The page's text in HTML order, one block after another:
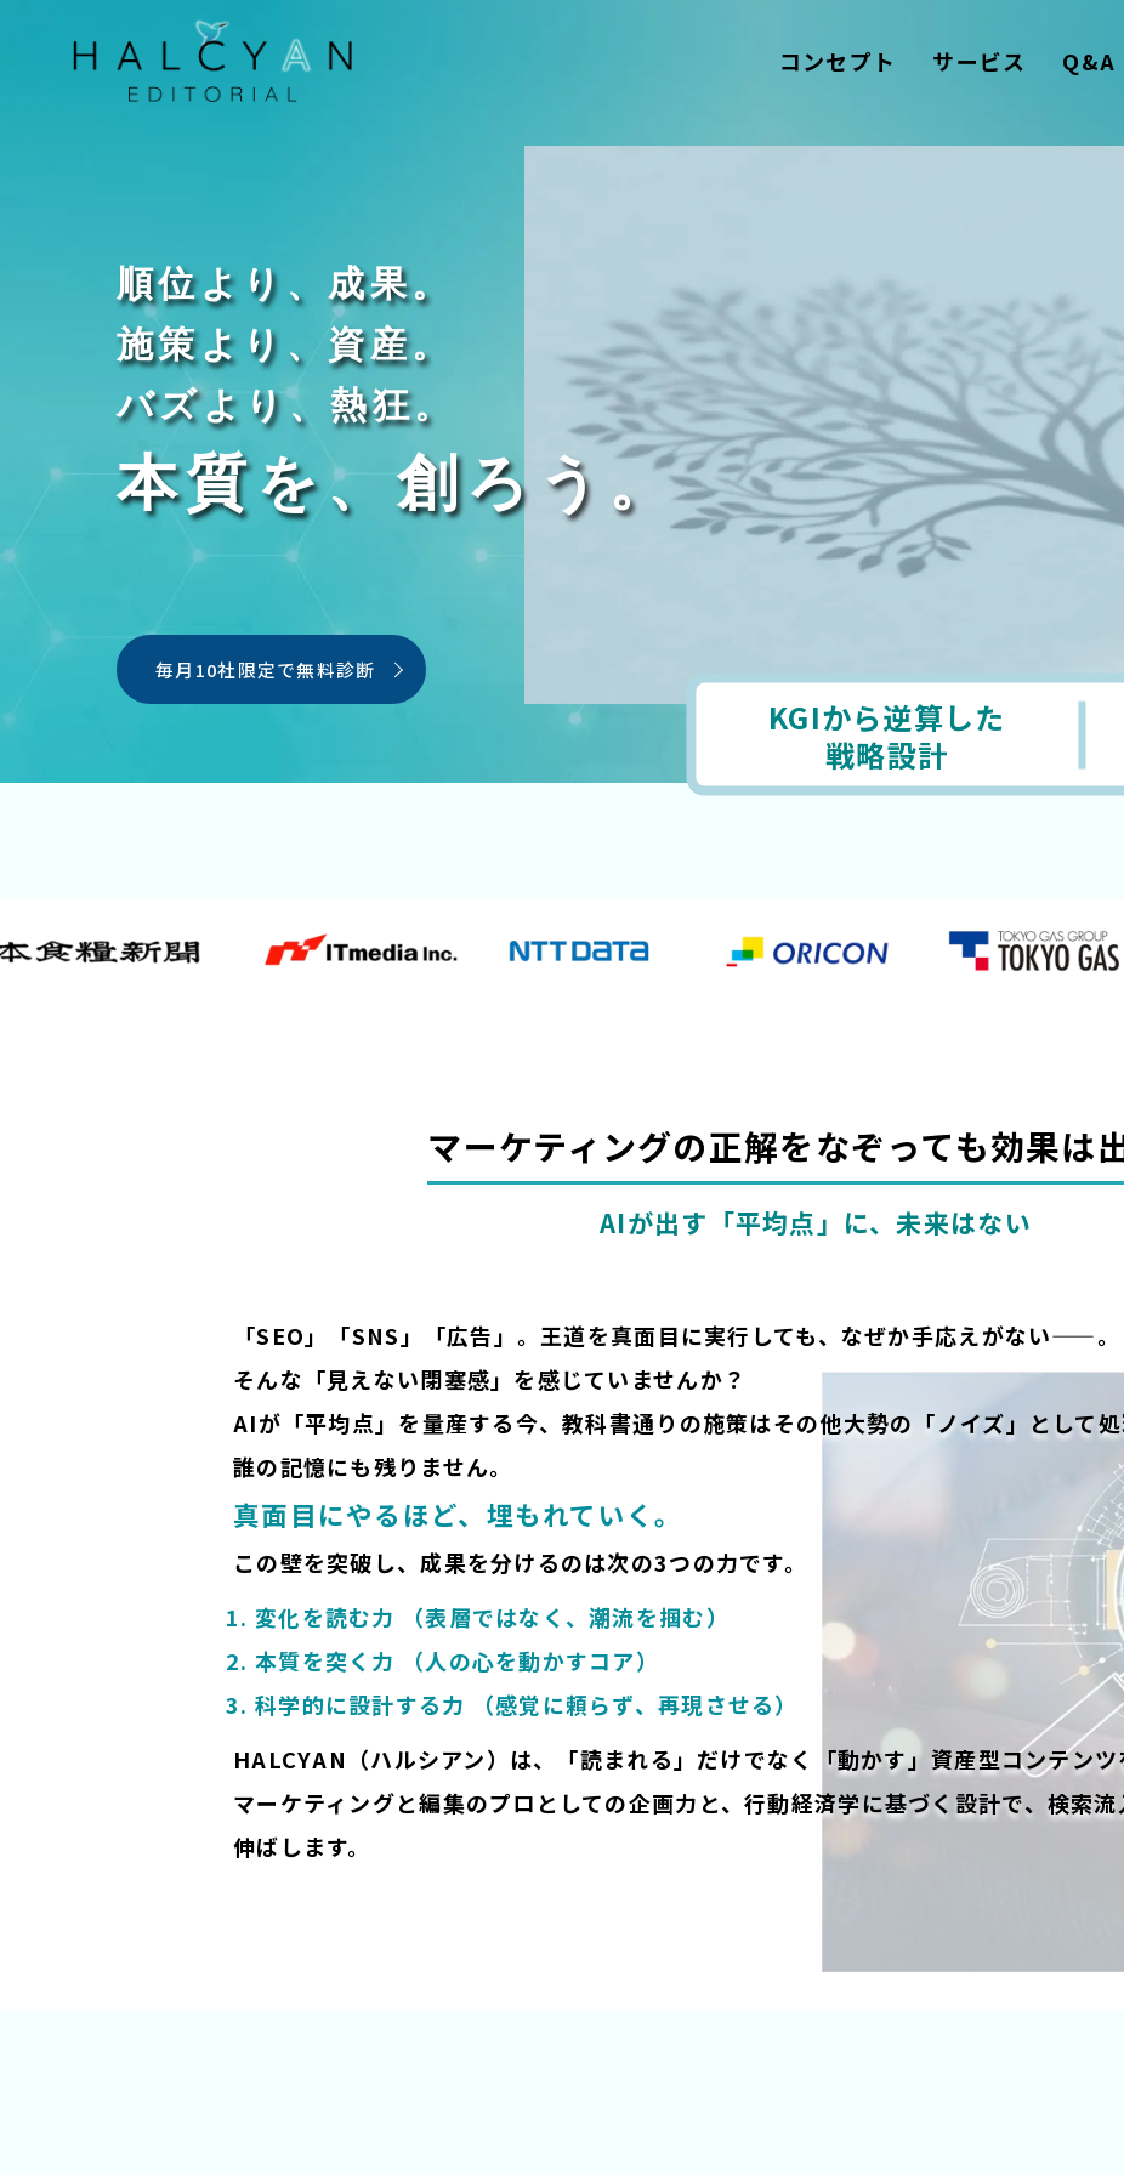
コンセプト サービス Q&A
KGIから逆算した
戦略設計
毎月10社限定で無料診断
順位より、成果。
施策より、資産。
バズより、熱狂。
本質を、創ろう。
マーケティングの正解をなぞっても効果は
AIが出す「平均点」に、未来はない
「SEO」「SNS」「広告」。王道を真面目に実行しても、なぜか手応えがない——。
そんな「見えない閉塞感」を感じていませんか？
AIが「平均点」を量産する今、教科書通りの施策はその他大勢の「ノイズ」として
誰の記憶にも残りません。
真面目にやるほど、埋もれていく。
この壁を突破し、成果を分けるのは次の3つの力です。
変化を読む力 （表層ではなく、潮流を掴む）
本質を突く力 （人の心を動かすコア）
科学的に設計する力 （感覚に頼らず、再現させる）
HALCYAN（ハルシアン）は、「読まれる」だけでなく「動かす」資産型コンテン
マーケティングと編集のプロとしての企画力と、行動経済学に基づく設計で、検索流
伸ばします。